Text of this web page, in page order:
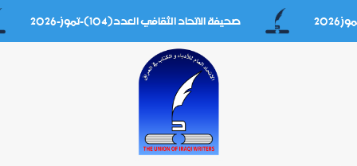
صحيفة الاتحاد الثقافي العدد(104)-تموز-2026